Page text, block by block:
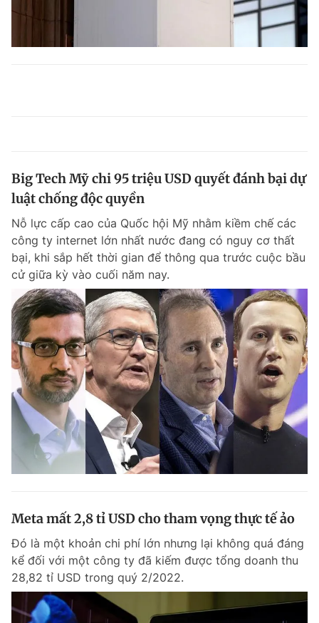
Big Tech Mỹ chi 95 triệu USD quyết đánh bại dự
luật chống độc quyền
Nỗ lực cấp cao của Quốc hội Mỹ nhằm kiềm chế các
công ty internet lớn nhất nước đang có nguy cơ thất
bại, khi sắp hết thời gian để thông qua trước cuộc bầu
cử giữa kỳ vào cuối năm nay.
Meta mất 2,8 tỉ USD cho tham vọng thực tế ảo
Đó là một khoản chi phí lớn nhưng lại không quá đáng
kể đối với một công ty đã kiếm được tổng doanh thu
28,82 tỉ USD trong quý 2/2022.